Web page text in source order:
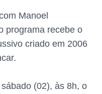
Manoel
programa recebe o
criado em 2006
(02), às 8h, o